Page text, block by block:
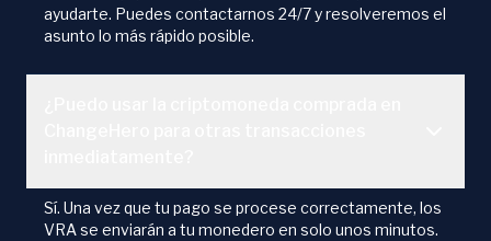
ayudarte. Puedes contactarnos 24/7 y resolveremos el
asunto lo más rápido posible.
Sí. Una vez que tu pago se procese correctamente, los
VRA se enviarán a tu monedero en solo unos minutos.